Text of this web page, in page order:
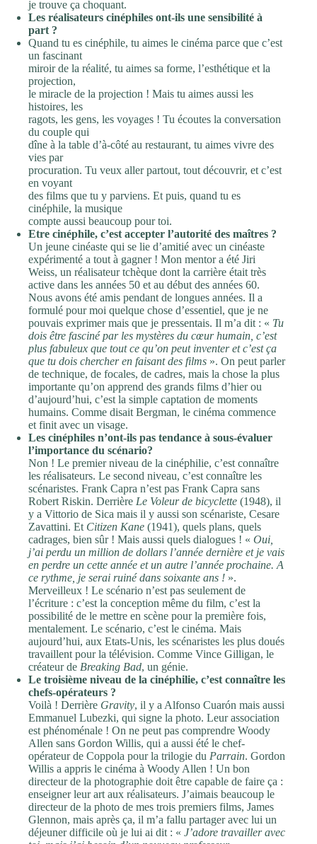
je trouve ça choquant.
Les réalisateurs cinéphiles ont-ils une sensibilité à
part ?
Quand tu es cinéphile, tu aimes le cinéma parce que c’est
un fascinant
miroir de la réalité, tu aimes sa forme, l’esthétique et la
projection,
le miracle de la projection ! Mais tu aimes aussi les
histoires, les
ragots, les gens, les voyages ! Tu écoutes la conversation
du couple qui
dîne à la table d’à-côté au restaurant, tu aimes vivre des
vies par
procuration. Tu veux aller partout, tout découvrir, et c’est
en voyant
des films que tu y parviens. Et puis, quand tu es
cinéphile, la musique
compte aussi beaucoup pour toi.
Etre cinéphile, c’est accepter l’autorité des maîtres ?
Un jeune cinéaste qui se lie d’amitié avec un cinéaste
expérimenté a tout à gagner ! Mon mentor a été Jiri
Weiss, un réalisateur tchèque dont la carrière était très
active dans les années 50 et au début des années 60.
Nous avons été amis pendant de longues années. Il a
formulé pour moi quelque chose d’essentiel, que je ne
pouvais exprimer mais que je pressentais. Il m’a dit : « Tu
dois être fasciné par les mystères du cœur humain, c’est
plus fabuleux que tout ce qu’on peut inventer et c’est ça
que tu dois chercher en faisant des films ». On peut parler
de technique, de focales, de cadres, mais la chose la plus
importante qu’on apprend des grands films d’hier ou
d’aujourd’hui, c’est la simple captation de moments
humains. Comme disait Bergman, le cinéma commence
et finit avec un visage.
Les cinéphiles n’ont-ils pas tendance à sous-évaluer
l’importance du scénario?
Non ! Le premier niveau de la cinéphilie, c’est connaître
les réalisateurs. Le second niveau, c’est connaître les
scénaristes. Frank Capra n’est pas Frank Capra sans
Robert Riskin. Derrière Le Voleur de bicyclette (1948), il
y a Vittorio de Sica mais il y aussi son scénariste, Cesare
Zavattini. Et Citizen Kane (1941), quels plans, quels
cadrages, bien sûr ! Mais aussi quels dialogues ! « Oui,
j’ai perdu un million de dollars l’année dernière et je vais
en perdre un cette année et un autre l’année prochaine. A
ce rythme, je serai ruiné dans soixante ans ! ».
Merveilleux ! Le scénario n’est pas seulement de
l’écriture : c’est la conception même du film, c’est la
possibilité de le mettre en scène pour la première fois,
mentalement. Le scénario, c’est le cinéma. Mais
aujourd’hui, aux Etats-Unis, les scénaristes les plus doués
travaillent pour la télévision. Comme Vince Gilligan, le
créateur de Breaking Bad, un génie.
Le troisième niveau de la cinéphilie, c’est connaître les
chefs-opérateurs ?
Voilà ! Derrière Gravity, il y a Alfonso Cuarón mais aussi
Emmanuel Lubezki, qui signe la photo. Leur association
est phénoménale ! On ne peut pas comprendre Woody
Allen sans Gordon Willis, qui a aussi été le chef-
opérateur de Coppola pour la trilogie du Parrain. Gordon
Willis a appris le cinéma à Woody Allen ! Un bon
directeur de la photographie doit être capable de faire ça :
enseigner leur art aux réalisateurs. J’aimais beaucoup le
directeur de la photo de mes trois premiers films, James
Glennon, mais après ça, il m’a fallu partager avec lui un
déjeuner difficile où je lui ai dit : « J’adore travailler avec